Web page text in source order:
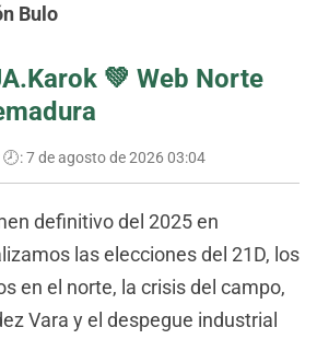
Bulo
💚 Web Norte
🕗:7 de agosto de 2026 03:04
definitivo del 2025 en
las elecciones del 21D, los
en el norte, la crisis del campo,
Vara y el despegue industrial